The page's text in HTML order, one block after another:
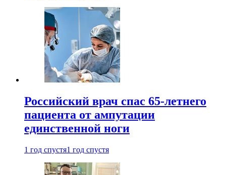
Российский врач спас 65-летнего
пациента от ампутации
единственной ноги
1 год спустя1 год спустя